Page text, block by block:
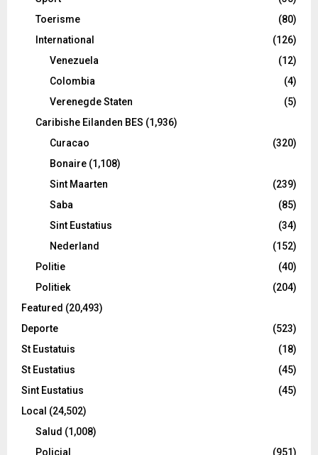
Toerisme
(80)
International
(126)
Venezuela
(12)
Colombia
(4)
Verenegde Staten
(5)
Caribishe Eilanden BES (1,936)
Curacao
(320)
Bonaire (1,108)
Sint Maarten
(239)
Saba
(85)
Sint Eustatius
(34)
Nederland
(152)
Politie
(40)
Politiek
(204)
Featured (20,493)
Deporte
(523)
St Eustatuis
(18)
St Eustatius
(45)
Sint Eustatius
(45)
Local (24,502)
Salud (1,008)
Policial
(951)